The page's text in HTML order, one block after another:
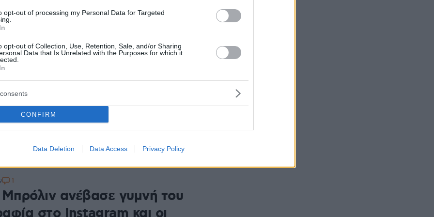
opt-out of processing my Personal Data for Targeted
opt-out of Collection, Use, Retention, Sale, and/or Sharing
Data that Is Unrelated with the Purposes for which it
CONFIRM
Data Deletion Data Access Privacy Policy
το αρχικό καστ
κλασικής ταινίας του 1985 έχει προγραμματιστεί
επόμενο έτος
το τρέιλερ του σίκουελ
φαντασίας «Dune: Part
- Δείτε το τρέιλερ
ανέβασε γυμνή του
1